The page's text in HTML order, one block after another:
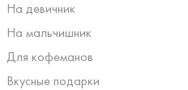
На девичник
На мальчишник
Для кофеманов
Вкусные подарки